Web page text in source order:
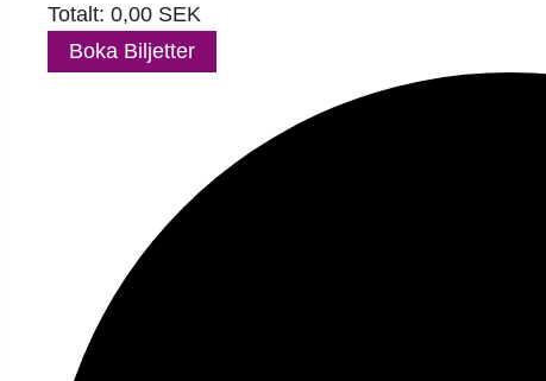
Totalt: 0,00 SEK
Boka Biljetter